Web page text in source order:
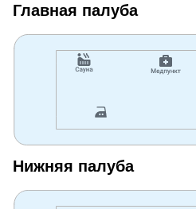
Главная палуба
Нижняя палуба